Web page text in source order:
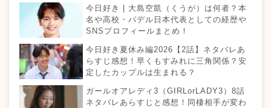
今日好き | 大島空凱（くうが）は何者？本
名や高校・パデル日本代表としての経歴や
SNSプロフィールまとめ！
今日好き夏休み編2026【2話】ネタバレあ
らすじ感想！早くもすみれに三角関係？安
定したカップルは生まれる？
ガールオアレディ3（GIRLorLADY3）8話
ネタバレあらすじと感想！同棲相手が変わ